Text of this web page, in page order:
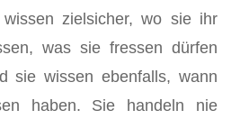
wissen zielsicher, wo sie ihr
was sie fressen dürfen
sie wissen ebenfalls, wann
haben. Sie handeln nie